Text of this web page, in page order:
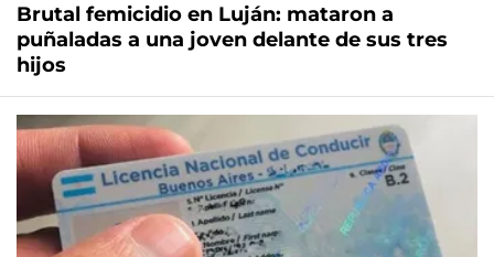
Brutal femicidio en Luján: mataron a
puñaladas a una joven delante de sus tres
hijos